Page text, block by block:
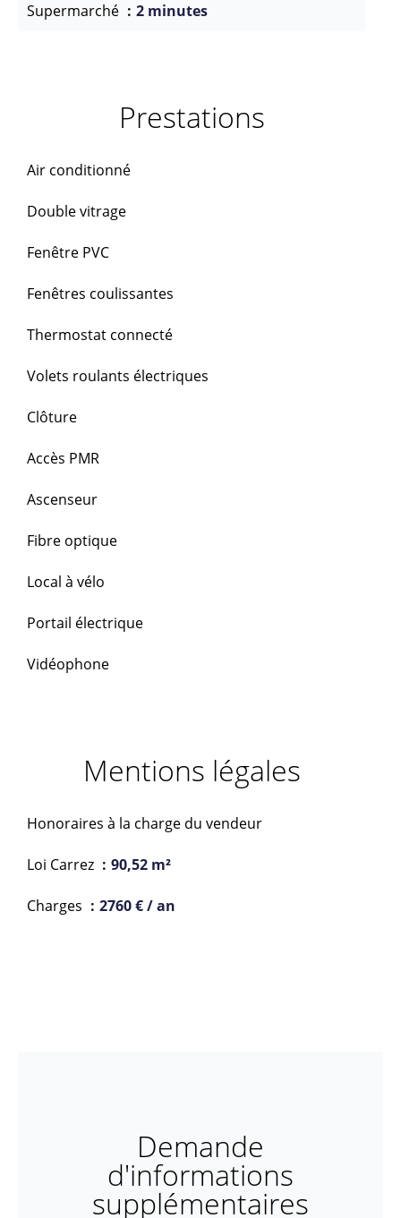
Supermarché 2 minutes
Prestations
Air conditionné
Double vitrage
Fenêtre PVC
Fenêtres coulissantes
Thermostat connecté
Volets roulants électriques
Clôture
Accès PMR
Ascenseur
Fibre optique
Local à vélo
Portail électrique
Vidéophone
Mentions légales
Honoraires à la charge du vendeur
Loi Carrez 90,52 m²
Charges 2760 € / an
Demande
d'informations
supplémentaires